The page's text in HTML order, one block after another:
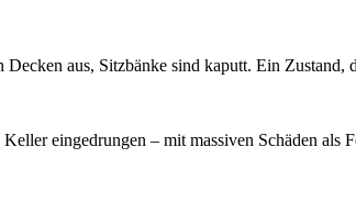
aus, Sitzbänke sind kaputt. Ein Zustand,
eingedrungen – mit massiven Schäden als